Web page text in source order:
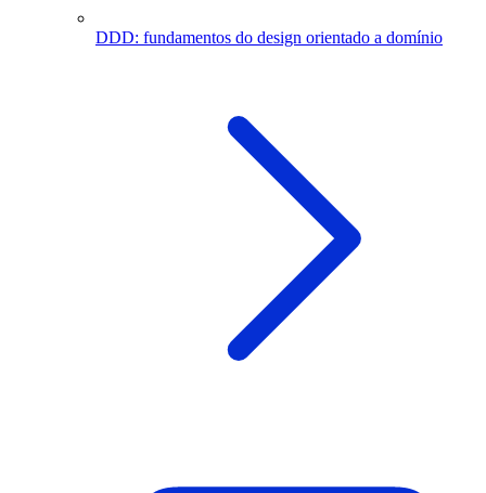
DDD: fundamentos do design orientado a domínio